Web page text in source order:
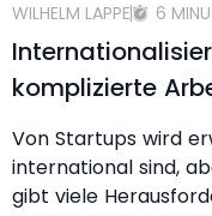
WILHELM LAPPE 6
komplizierte
Von Startups wird
international sind,
gibt viele